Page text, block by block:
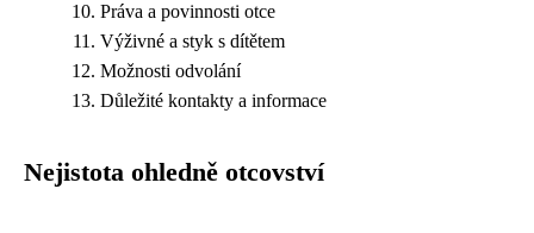
Práva a povinnosti otce
Výživné a styk s dítětem
Možnosti odvolání
Důležité kontakty a informace
Nejistota ohledně otcovství